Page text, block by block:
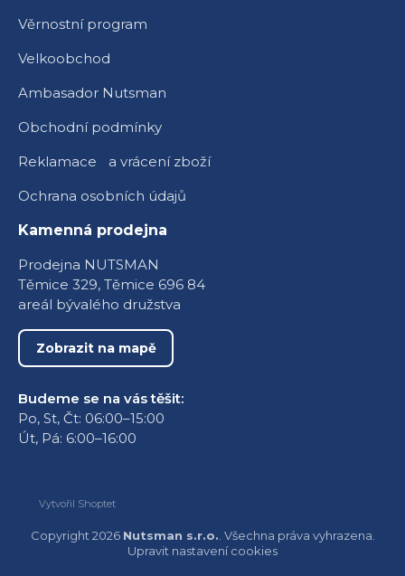
Věrnostní program
Velkoobchod
Ambasador Nutsman
Obchodní podmínky
Reklamace a vrácení zboží
Ochrana osobních údajů
Kamenná prodejna
Prodejna NUTSMAN
Těmice 329, Těmice 696 84
areál bývalého družstva
Zobrazit na mapě
Budeme se na vás těšit:
Po, St, Čt: 06:00–15:00
Út, Pá: 6:00–16:00
Vytvořil Shoptet
Copyright 2026 Nutsman s.r.o. . Všechna práva vyhrazena.
Upravit nastavení cookies